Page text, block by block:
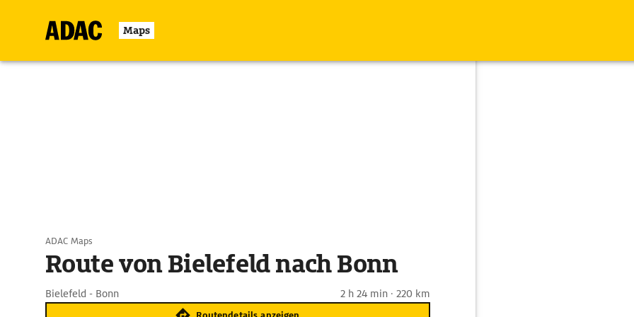
Maps
ADAC Maps
Route von Bielefeld nach Bonn
Bielefeld - Bonn 2 h 24 min · 220 km